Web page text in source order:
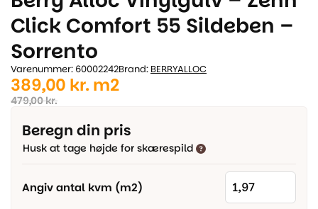
Click Comfort 55 Sildeben –
Sorrento
Varenummer: 60002242Brand: BERRYALLOC
479,00kr.
Den
oprindelige
pris
var:
389,00 kr.
Den
aktuelle
pris
er:
m2
Beregn din pris
Husk at tage højde for skærespild
Angiv antal kvm (m2)